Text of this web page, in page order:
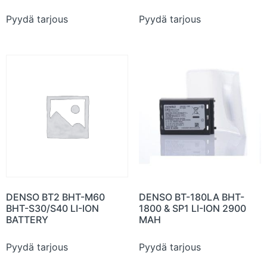
Pyydä tarjous Pyydä tarjous
DENSO BT2 BHT-M60
BHT-S30/S40 LI-ION
BATTERY
Pyydä tarjous
DENSO BT-180LA BHT-
1800 & SP1 LI-ION 2900
MAH
Pyydä tarjous